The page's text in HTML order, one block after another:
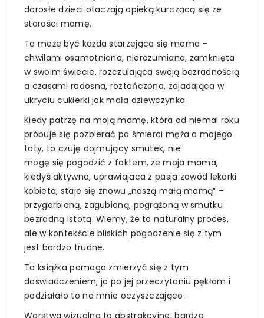
dorosłe dzieci otaczają opieką kurczącą się ze
starości mamę.
To może być każda starzejąca się mama –
chwilami osamotniona, nierozumiana, zamknięta
w swoim świecie, rozczulająca swoją bezradnością
a czasami radosna, roztańczona, zajadająca w
ukryciu cukierki jak mała dziewczynka.
Kiedy patrzę na moją mamę, która od niemal roku
próbuje się pozbierać po śmierci męża a mojego
taty, to czuję dojmujący smutek, nie
mogę się pogodzić z faktem, że moja mama,
kiedyś aktywna, uprawiająca z pasją zawód lekarki
kobieta, staje się znowu „naszą małą mamą” –
przygarbioną, zagubioną, pogrążoną w smutku
bezradną istotą. Wiemy, że to naturalny proces,
ale w kontekście bliskich pogodzenie się z tym
jest bardzo trudne.
Ta książka pomaga zmierzyć się z tym
doświadczeniem, ja po jej przeczytaniu pękłam i
podziałało to na mnie oczyszczająco.
Warstwa wizualna to abstrakcyjne, bardzo